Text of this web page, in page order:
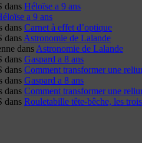
dans Héloïse a 9 ans
a 9 ans
dans Carnet à effet d’optique
dans Astronomie de Lalande
dans Astronomie de Lalande
dans Gaspard a 8 ans
dans Comment transformer une
dans Gaspard a 8 ans
dans Comment transformer une
dans Rouletabille tête-bêche, les trois